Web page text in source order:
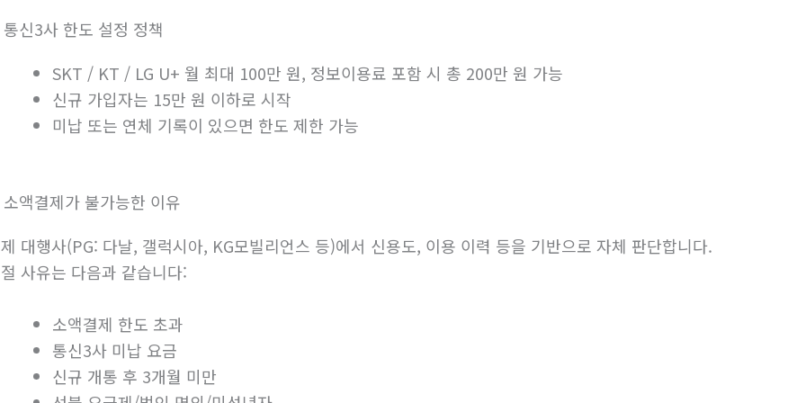
신3사 한도 설정 정책
SKT / KT / LG U+ 월 최대 100만 원, 정보이용료 포함 시 총 200만 원 가능
신규 가입자는 15만 원 이하로 시작
미납 또는 연체 기록이 있으면 한도 제한 가능
액결제가 불가능한 이유
대행사(PG: 다날, 갤럭시아, KG모빌리언스 등)에서 신용도, 이용 이력 등을 기반으로 자체 판단합니다.
사유는 다음과 같습니다:
소액결제 한도 초과
통신3사 미납 요금
신규 개통 후 3개월 미만